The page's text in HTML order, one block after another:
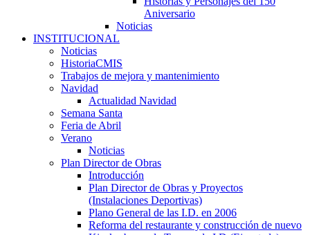
Aniversario
Noticias
INSTITUCIONAL
Noticias
HistoriaCMIS
Trabajos de mejora y mantenimiento
Navidad
Actualidad Navidad
Semana Santa
Feria de Abril
Verano
Noticias
Plan Director de Obras
Introducción
Plan Director de Obras y Proyectos
(Instalaciones Deportivas)
Plano General de las I.D. en 2006
Reforma del restaurante y construcción de nuevo